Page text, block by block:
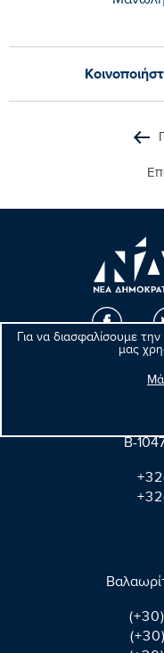
Για να διασφαλίσουμε
μας
Parlement
08E165 60,
B-